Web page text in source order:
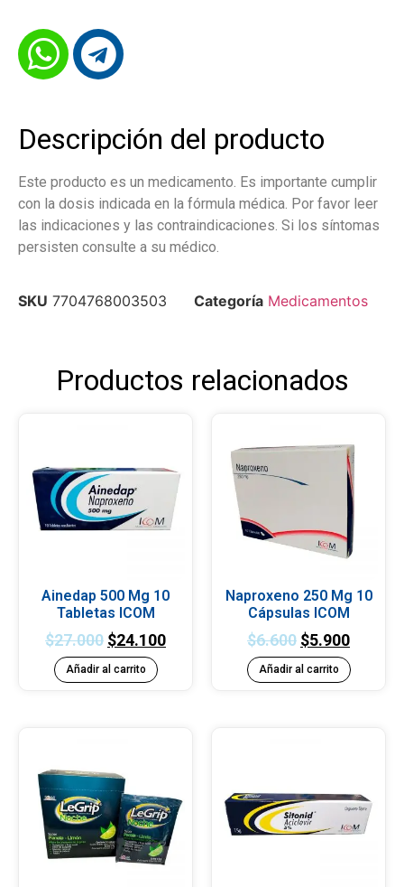
Descripción del producto
Este producto es un medicamento. Es importante cumplir
con la dosis indicada en la fórmula médica. Por favor leer
las indicaciones y las contraindicaciones. Si los síntomas
persisten consulte a su médico.
SKU 7704768003503 Categoría Medicamentos
Productos relacionados
Ainedap 500 Mg 10
Tabletas ICOM
$27.000 $24.100
Añadir al carrito
Naproxeno 250 Mg 10
Cápsulas ICOM
$6.600 $5.900
Añadir al carrito